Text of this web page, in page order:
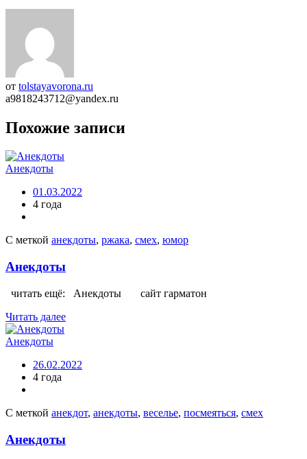
от tolstayavorona.ru
a9818243712@yandex.ru
Похожие записи
Анекдоты
01.03.2022
4 года
С меткой анекдоты, ржака, смех, юмор
Анекдоты
читать ещё: Анекдоты сайт гарматон
Читать далее
Анекдоты
26.02.2022
4 года
С меткой анекдот, анекдоты, веселье, посмеяться, смех
Анекдоты